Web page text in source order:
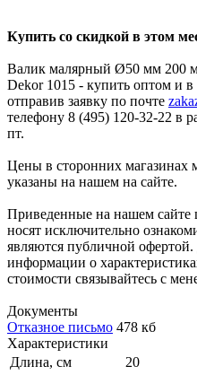
Купить со скидкой в этом
Валик малярный Ø50 мм 200
Dekor 1015 - купить оптом и
отправив заявку по почте
телефону 8 (495) 120-32-22 в
пт.
Цены в сторонних магазинах
указаны на нашем на сайте.
Приведенные на нашем сайте
носят исключительно
являются публичной
информации о
стоимости связывайтесь с
Документы
Отказное письмо 478 кб
Характеристики
Длина, см
20